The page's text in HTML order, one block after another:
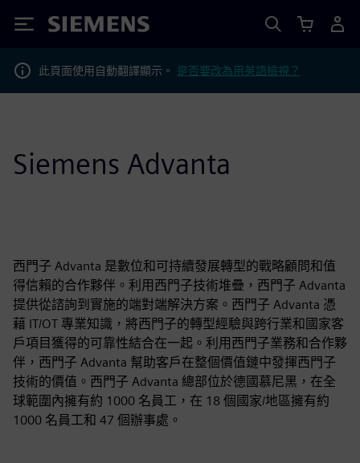
Siemens
此頁面使用自動翻譯顯示。 是否要改為用英語檢視？
Siemens Advanta
西門子 Advanta 是數位和可持續發展轉型的戰略顧問和值
得信賴的合作夥伴。利用西門子技術堆疊，西門子 Advanta
提供從諮詢到實施的端對端解決方案。西門子 Advanta 憑
藉 IT/OT 專業知識，將西門子的轉型經驗與跨行業和國家客
戶項目獲得的可靠性結合在一起。利用西門子業務和合作夥
伴，西門子 Advanta 幫助客戶在整個價值鏈中發揮西門子
技術的價值。西門子 Advanta 總部位於德國慕尼黑，在全
球範圍內擁有約 1000 名員工，在 18 個國家/地區擁有約
1000 名員工和 47 個辦事處。